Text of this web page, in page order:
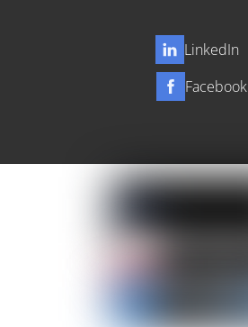
LinkedIn
Facebook